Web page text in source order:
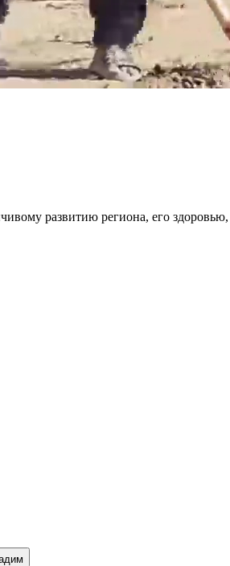
развитию региона, его